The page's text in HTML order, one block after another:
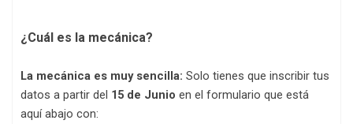
¿Cuál es la mecánica?
La mecánica es muy sencilla: Solo tienes que inscribir tus
datos a partir del 15 de Junio en el formulario que está
aquí abajo con: